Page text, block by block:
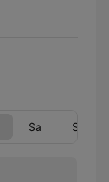
Sa So